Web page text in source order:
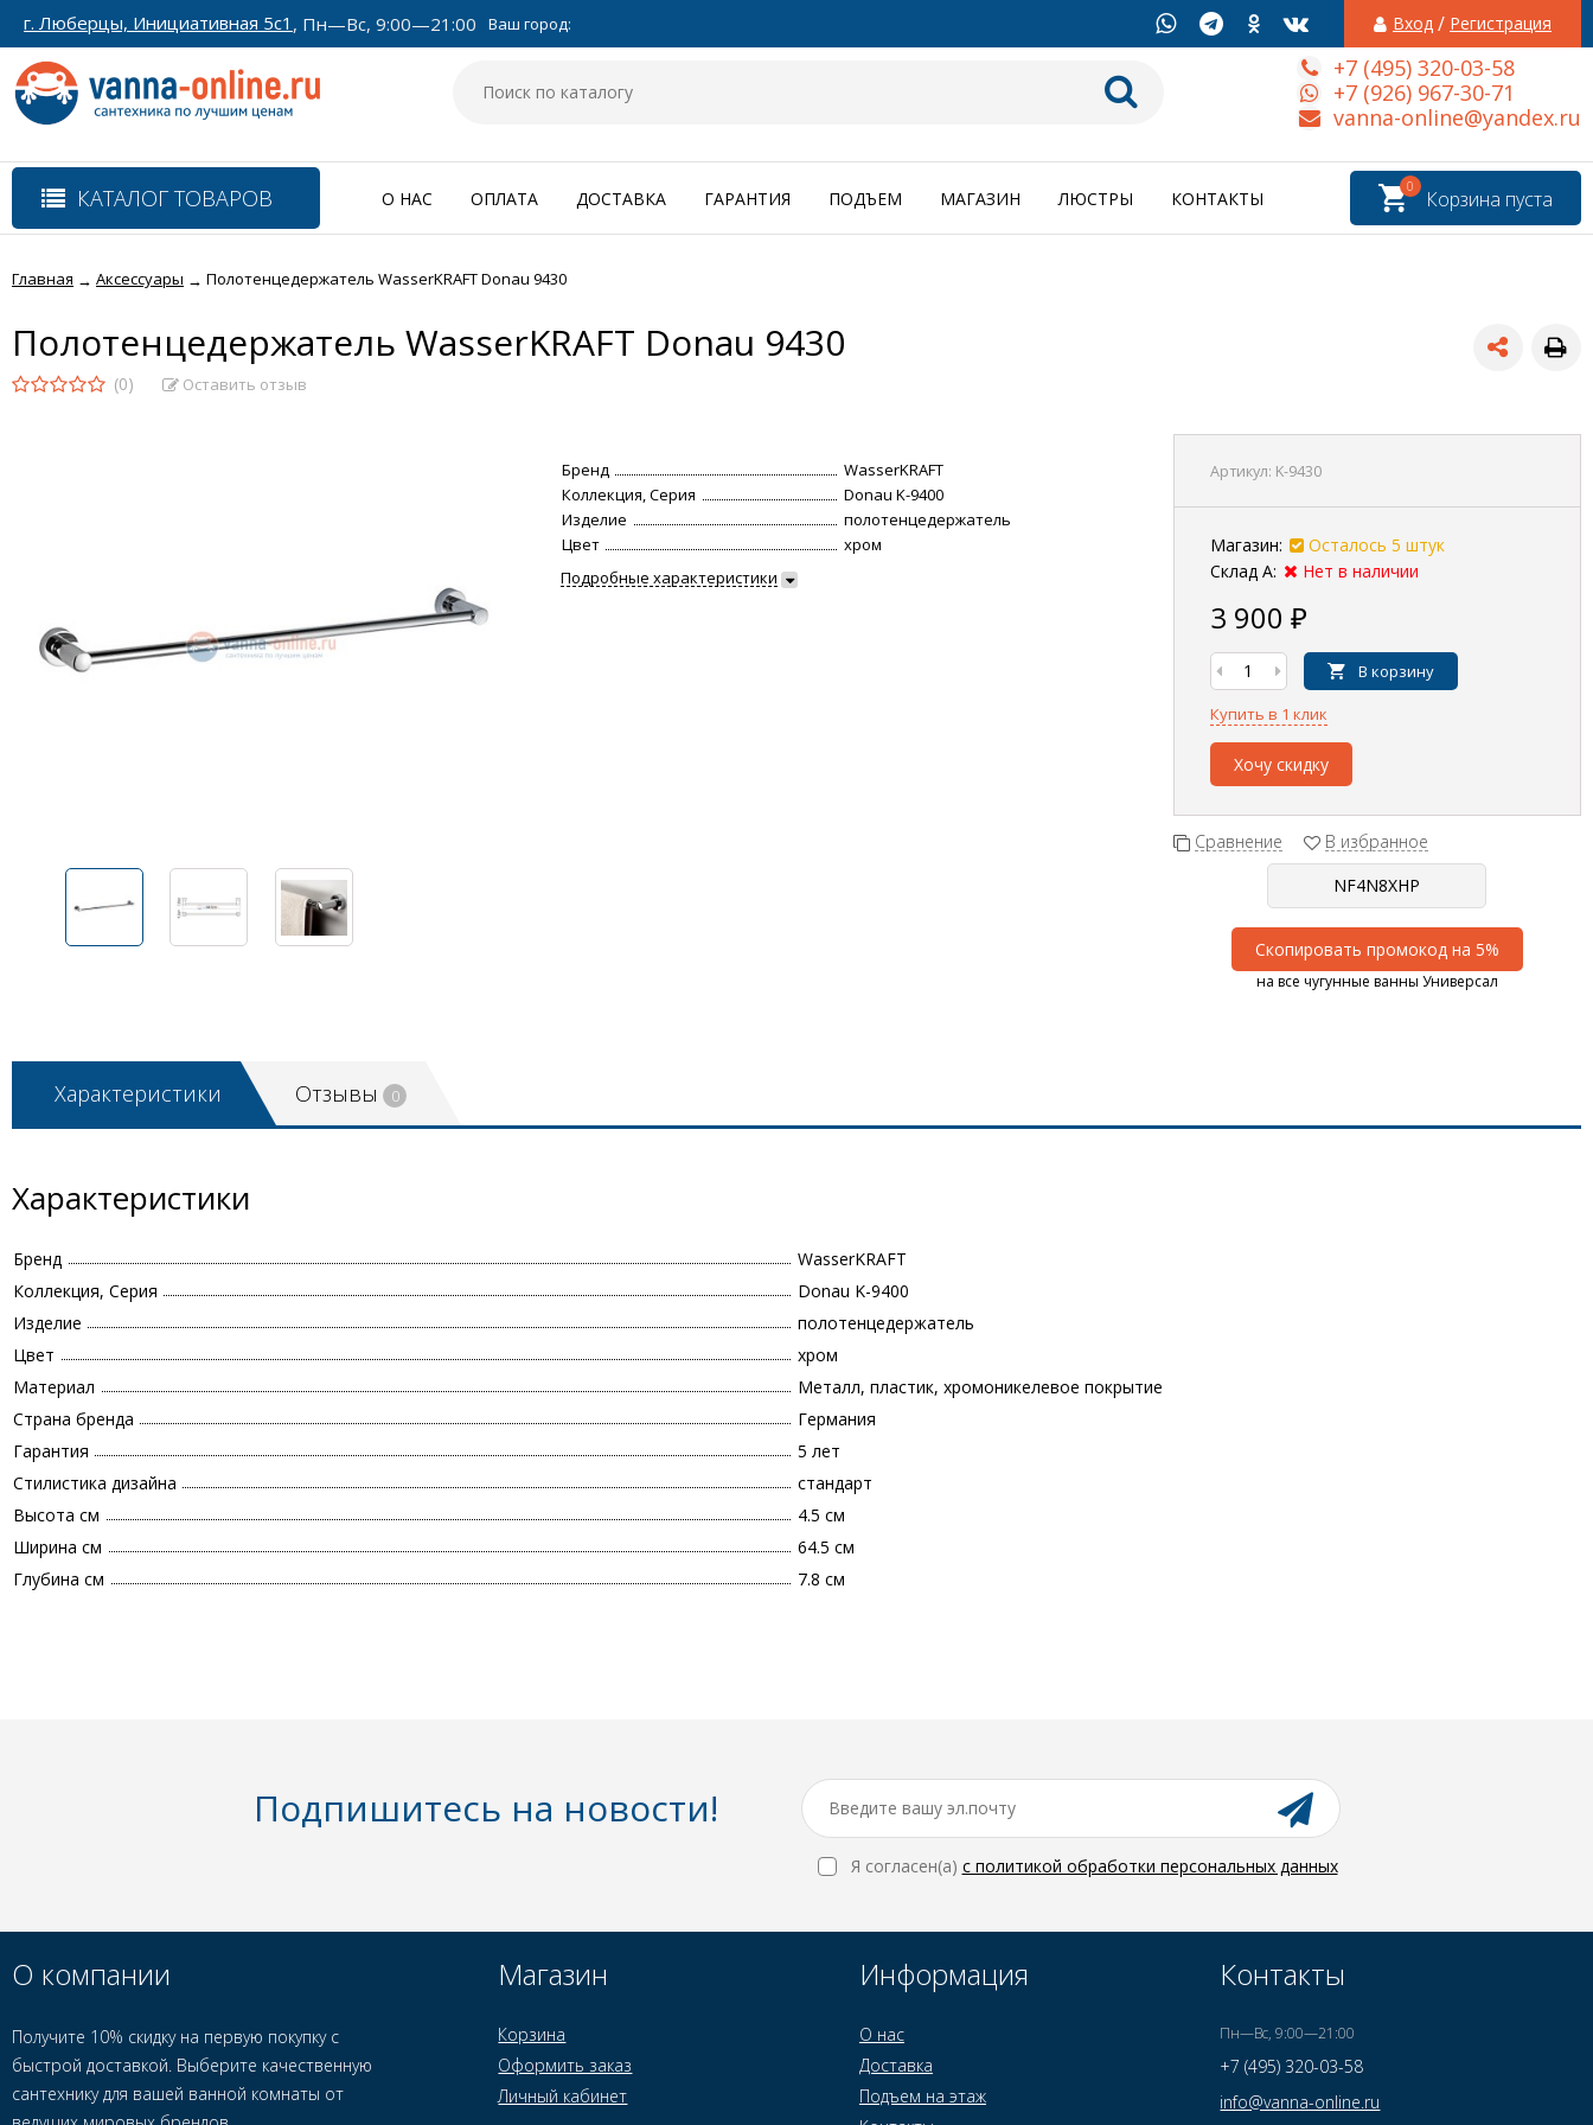
г. Люберцы, Инициативная 5с1 , Пн—Вс, 9:00—21:00 Ваш город: Вход / Регистрация
+7 (495) 320-03-58
+7 (926) 967-30-71
vanna-online@yandex.ru
КАТАЛОГ ТОВАРОВ Корзина пуста
0
О НАС ОПЛАТА ДОСТАВКА ГАРАНТИЯ ПОДЪЕМ МАГАЗИН ЛЮСТРЫ КОНТАКТЫ
Главная → Аксессуары → Полотенцедержатель WasserKRAFT Donau 9430
Полотенцедержатель WasserKRAFT Donau 9430
(0) Оставить отзыв
Артикул: K-9430
Магазин:
Осталось 5 штук
Склад А:
Нет в наличии
3 900 ₽
В корзину
Купить в 1 клик
Хочу скидку
Сравнение В избранное
Скопировать промокод на 5%
на все чугунные ванны Универсал
Бренд
WasserKRAFT
Коллекция, Серия
Donau K-9400
Изделие
полотенцедержатель
Цвет
хром
Подробные характеристики
Характеристики Отзывы 0
Характеристики
Бренд
WasserKRAFT
Коллекция, Серия
Donau K-9400
Изделие
полотенцедержатель
Цвет
хром
Материал
Металл, пластик, хромоникелевое покрытие
Страна бренда
Германия
Гарантия
5 лет
Стилистика дизайна
стандарт
Высота см
4.5 см
Ширина см
64.5 см
Глубина см
7.8 см
Подпишитесь на новости!
Я согласен(a) с политикой обработки персональных данных
О компании
Получите 10% скидку на первую покупку с
быстрой доставкой. Выберите качественную
сантехнику для вашей ванной комнаты от
Магазин
Корзина
Оформить заказ
Личный кабинет
Информация
О нас
Доставка
Подъем на этаж
Контакты
Пн—Вс, 9:00—21:00
+7 (495) 320-03-58
info@vanna-online.ru